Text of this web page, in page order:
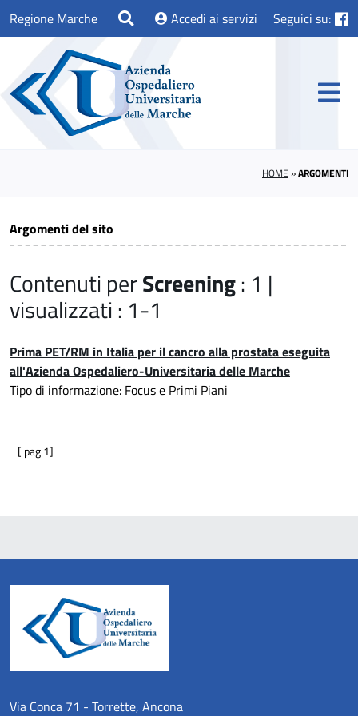
Regione Marche Accedi ai servizi Seguici su:
HOME »ARGOMENTI
Argomenti del sito
Contenuti perScreening: 1 |
visualizzati : 1-1
Prima PET/RM in Italia per il cancro alla prostata eseguita
all'Azienda Ospedaliero-Universitaria delle Marche
Tipo di informazione: Focus e Primi Piani
[ pag 1]
Via Conca 71 - Torrette, Ancona